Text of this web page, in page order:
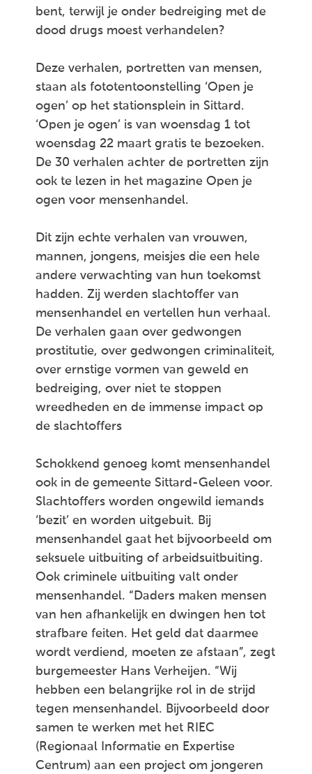
bent, terwijl je onder bedreiging met de
dood drugs moest verhandelen?
Deze verhalen, portretten van mensen,
staan als fototentoonstelling ‘Open je
ogen’ op het stationsplein in Sittard.
‘Open je ogen’ is van woensdag 1 tot
woensdag 22 maart gratis te bezoeken.
De 30 verhalen achter de portretten zijn
ook te lezen in het magazine Open je
ogen voor mensenhandel.
Dit zijn echte verhalen van vrouwen,
mannen, jongens, meisjes die een hele
andere verwachting van hun toekomst
hadden. Zij werden slachtoffer van
mensenhandel en vertellen hun verhaal.
De verhalen gaan over gedwongen
prostitutie, over gedwongen criminaliteit,
over ernstige vormen van geweld en
bedreiging, over niet te stoppen
wreedheden en de immense impact op
de slachtoffers
Schokkend genoeg komt mensenhandel
ook in de gemeente Sittard-Geleen voor.
Slachtoffers worden ongewild iemands
‘bezit’ en worden uitgebuit. Bij
mensenhandel gaat het bijvoorbeeld om
seksuele uitbuiting of arbeidsuitbuiting.
Ook criminele uitbuiting valt onder
mensenhandel. “Daders maken mensen
van hen afhankelijk en dwingen hen tot
strafbare feiten. Het geld dat daarmee
wordt verdiend, moeten ze afstaan”, zegt
burgemeester Hans Verheijen. “Wij
hebben een belangrijke rol in de strijd
tegen mensenhandel. Bijvoorbeeld door
samen te werken met het RIEC
(Regionaal Informatie en Expertise
Centrum) aan een project om jongeren